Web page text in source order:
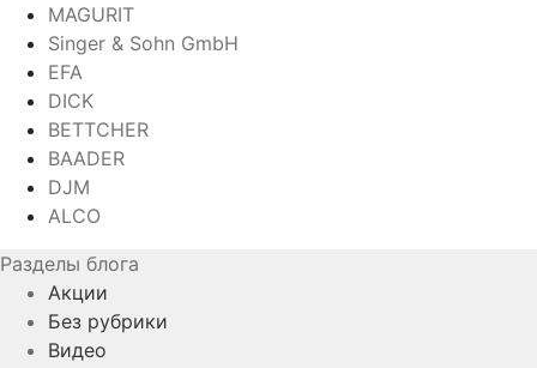
MAGURIT
Singer & Sohn GmbH
EFA
DICK
BETTCHER
BAADER
DJM
ALCO
Разделы блога
Акции
Без рубрики
Видео